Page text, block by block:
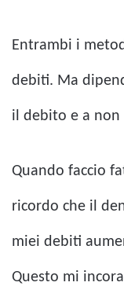
Entrambi i
debiti. Ma
il debito e a non
Quando faccio
ricordo che il
miei debiti
Questo mi